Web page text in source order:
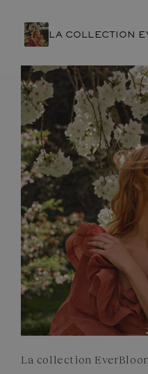
LA COLLECTION
ARTISANAT
PIERRES
ENGAGEMENTS
La collection